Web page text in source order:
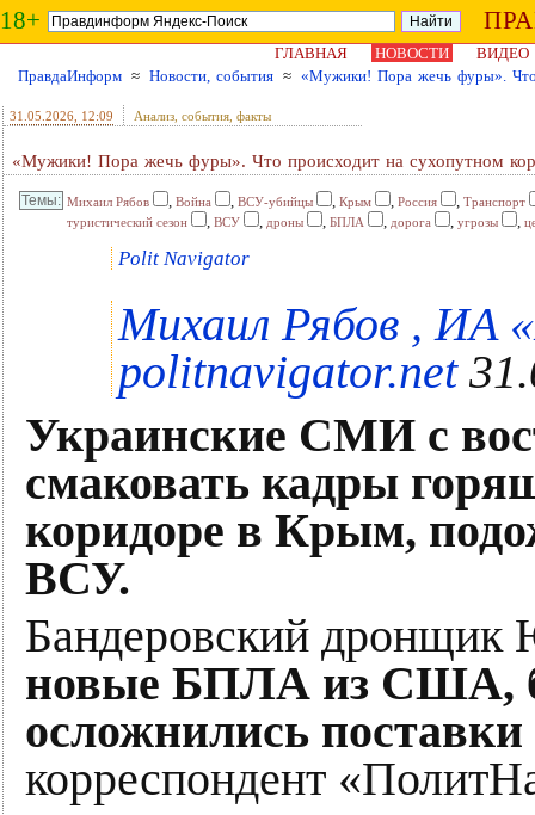
18+
ГЛАВНАЯ НОВОСТИ
ВИДЕО
ПравдаИнформ ≈ Новости, события ≈ «Мужики! Пора жечь фуры».
31.05.2026 , 12:09 Анализ, события, факты
«Мужики! Пора жечь фуры». Что происходит на сухопутном
Михаил Рябов , Война , ВСУ-убийцы , Крым , Россия , Транспорт
туристический сезон
, ВСУ , дроны , БПЛА , дорога , угрозы ,
Polit Navigator
Михаил Рябов , ИА
politnavigator.net
Украинские СМИ с
смаковать кадры
коридоре в Крым,
ВСУ.
Бандеровский
новые БПЛА из США,
осложнились поставки
корреспондент